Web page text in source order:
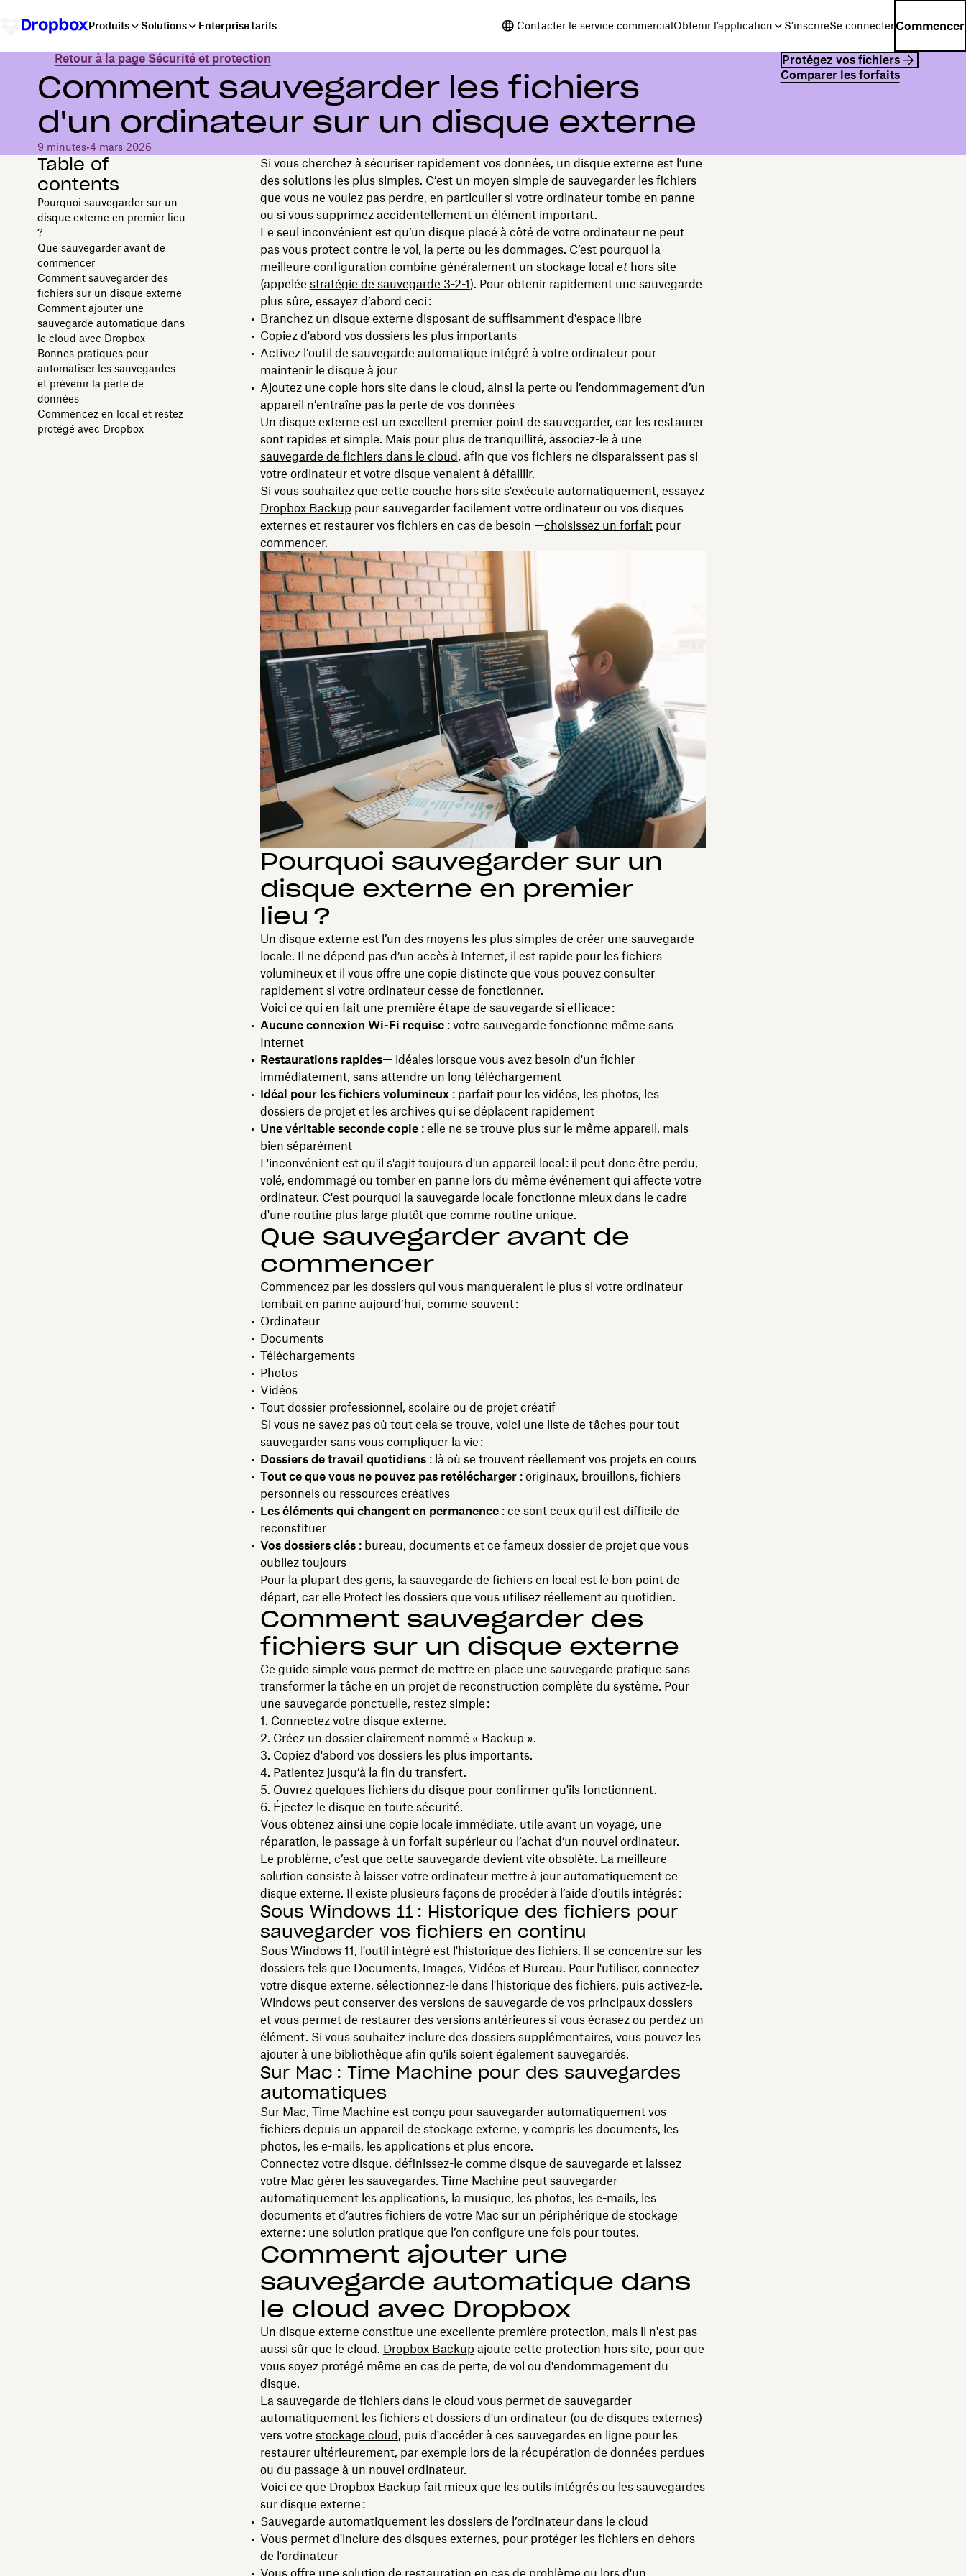
Produits Solutions EnterpriseTarifs Contacter le service commercialObtenir l’application S’inscrireSe connecterCommencer
Retour à la page Sécurité et protection
Comment sauvegarder les fichiers
d'un ordinateur sur un disque externe
9 minutes•4 mars 2026
Protégez vos fichiers
Comparer les forfaits
Table of
contents
Pourquoi sauvegarder sur un
disque externe en premier lieu
?
Que sauvegarder avant de
commencer
Comment sauvegarder des
fichiers sur un disque externe
Comment ajouter une
sauvegarde automatique dans
le cloud avec Dropbox
Bonnes pratiques pour
automatiser les sauvegardes
et prévenir la perte de
données
Commencez en local et restez
protégé avec Dropbox
Si vous cherchez à sécuriser rapidement vos données, un disque externe est l’une
des solutions les plus simples. C’est un moyen simple de sauvegarder les fichiers
que vous ne voulez pas perdre, en particulier si votre ordinateur tombe en panne
ou si vous supprimez accidentellement un élément important.
Le seul inconvénient est qu’un disque placé à côté de votre ordinateur ne peut
pas vous protect contre le vol, la perte ou les dommages. C’est pourquoi la
meilleure configuration combine généralement un stockage local ethors site
(appelée stratégie de sauvegarde 3-2-1). Pour obtenir rapidement une sauvegarde
plus sûre, essayez d’abord ceci :
Branchez un disque externe disposant de suffisamment d'espace libre
Copiez d'abord vos dossiers les plus importants
Activez l’outil de sauvegarde automatique intégré à votre ordinateur pour
maintenir le disque à jour
Ajoutez une copie hors site dans le cloud, ainsi la perte ou l’endommagement d’un
appareil n’entraîne pas la perte de vos données
Un disque externe est un excellent premier point de sauvegarder, car les restaurer
sont rapides et simple. Mais pour plus de tranquillité, associez-le à une
sauvegarde de fichiers dans le cloud, afin que vos fichiers ne disparaissent pas si
votre ordinateur et votre disque venaient à défaillir.
Si vous souhaitez que cette couche hors site s'exécute automatiquement, essayez
Dropbox Backup pour sauvegarder facilement votre ordinateur ou vos disques
externes et restaurer vos fichiers en cas de besoin —choisissez un forfaitpour
commencer.
Pourquoi sauvegarder sur un
disque externe en premier
lieu ?
Un disque externe est l’un des moyens les plus simples de créer une sauvegarde
locale. Il ne dépend pas d’un accès à Internet, il est rapide pour les fichiers
volumineux et il vous offre une copie distincte que vous pouvez consulter
rapidement si votre ordinateur cesse de fonctionner.
Voici ce qui en fait une première étape de sauvegarde si efficace :
Aucune connexion Wi-Fi requise: votre sauvegarde fonctionne même sans
Internet
Restaurations rapides— idéales lorsque vous avez besoin d'un fichier
immédiatement, sans attendre un long téléchargement
Idéal pour les fichiers volumineux: parfait pour les vidéos, les photos, les
dossiers de projet et les archives qui se déplacent rapidement
Une véritable seconde copie: elle ne se trouve plus sur le même appareil, mais
bien séparément
L'inconvénient est qu'il s'agit toujours d'un appareil local : il peut donc être perdu,
volé, endommagé ou tomber en panne lors du même événement qui affecte votre
ordinateur. C'est pourquoi la sauvegarde locale fonctionne mieux dans le cadre
d'une routine plus large plutôt que comme routine unique.
Que sauvegarder avant de
commencer
Commencez par les dossiers qui vous manqueraient le plus si votre ordinateur
tombait en panne aujourd’hui, comme souvent :
Ordinateur
Documents
Téléchargements
Photos
Vidéos
Tout dossier professionnel, scolaire ou de projet créatif
Si vous ne savez pas où tout cela se trouve, voici une liste de tâches pour tout
sauvegarder sans vous compliquer la vie :
Dossiers de travail quotidiens: là où se trouvent réellement vos projets en cours
Tout ce que vous ne pouvez pas retélécharger: originaux, brouillons, fichiers
personnels ou ressources créatives
Les éléments qui changent en permanence: ce sont ceux qu'il est difficile de
reconstituer
Vos dossiers clés: bureau, documents et ce fameux dossier de projet que vous
oubliez toujours
Pour la plupart des gens, la sauvegarde de fichiers en local est le bon point de
départ, car elle Protect les dossiers que vous utilisez réellement au quotidien.
Comment sauvegarder des
fichiers sur un disque externe
Ce guide simple vous permet de mettre en place une sauvegarde pratique sans
transformer la tâche en un projet de reconstruction complète du système. Pour
une sauvegarde ponctuelle, restez simple :
Connectez votre disque externe.
Créez un dossier clairement nommé « Backup ».
Copiez d'abord vos dossiers les plus importants.
Patientez jusqu’à la fin du transfert.
Ouvrez quelques fichiers du disque pour confirmer qu'ils fonctionnent.
Éjectez le disque en toute sécurité.
Vous obtenez ainsi une copie locale immédiate, utile avant un voyage, une
réparation, le passage à un forfait supérieur ou l’achat d’un nouvel ordinateur.
Le problème, c’est que cette sauvegarde devient vite obsolète. La meilleure
solution consiste à laisser votre ordinateur mettre à jour automatiquement ce
disque externe. Il existe plusieurs façons de procéder à l’aide d’outils intégrés :
Sous Windows 11 : Historique des fichiers pour
sauvegarder vos fichiers en continu
Sous Windows 11, l'outil intégré est l'historique des fichiers. Il se concentre sur les
dossiers tels que Documents, Images, Vidéos et Bureau. Pour l'utiliser, connectez
votre disque externe, sélectionnez-le dans l'historique des fichiers, puis activez-le.
Windows peut conserver des versions de sauvegarde de vos principaux dossiers
et vous permet de restaurer des versions antérieures si vous écrasez ou perdez un
élément. Si vous souhaitez inclure des dossiers supplémentaires, vous pouvez les
ajouter à une bibliothèque afin qu'ils soient également sauvegardés.
Sur Mac : Time Machine pour des sauvegardes
automatiques
Sur Mac, Time Machine est conçu pour sauvegarder automatiquement vos
fichiers depuis un appareil de stockage externe, y compris les documents, les
photos, les e-mails, les applications et plus encore.
Connectez votre disque, définissez-le comme disque de sauvegarde et laissez
votre Mac gérer les sauvegardes. Time Machine peut sauvegarder
automatiquement les applications, la musique, les photos, les e-mails, les
documents et d’autres fichiers de votre Mac sur un périphérique de stockage
externe : une solution pratique que l’on configure une fois pour toutes.
Comment ajouter une
sauvegarde automatique dans
le cloud avec Dropbox
Un disque externe constitue une excellente première protection, mais il n'est pas
aussi sûr que le cloud. Dropbox Backup ajoute cette protection hors site, pour que
vous soyez protégé même en cas de perte, de vol ou d'endommagement du
disque.
La sauvegarde de fichiers dans le cloud vous permet de sauvegarder
automatiquement les fichiers et dossiers d'un ordinateur (ou de disques externes)
vers votre stockage cloud , puis d'accéder à ces sauvegardes en ligne pour les
restaurer ultérieurement, par exemple lors de la récupération de données perdues
ou du passage à un nouvel ordinateur.
Voici ce que Dropbox Backup fait mieux que les outils intégrés ou les sauvegardes
sur disque externe :
Sauvegarde automatiquement les dossiers de l’ordinateur dans le cloud
Vous permet d'inclure des disques externes, pour protéger les fichiers en dehors
de l'ordinateur